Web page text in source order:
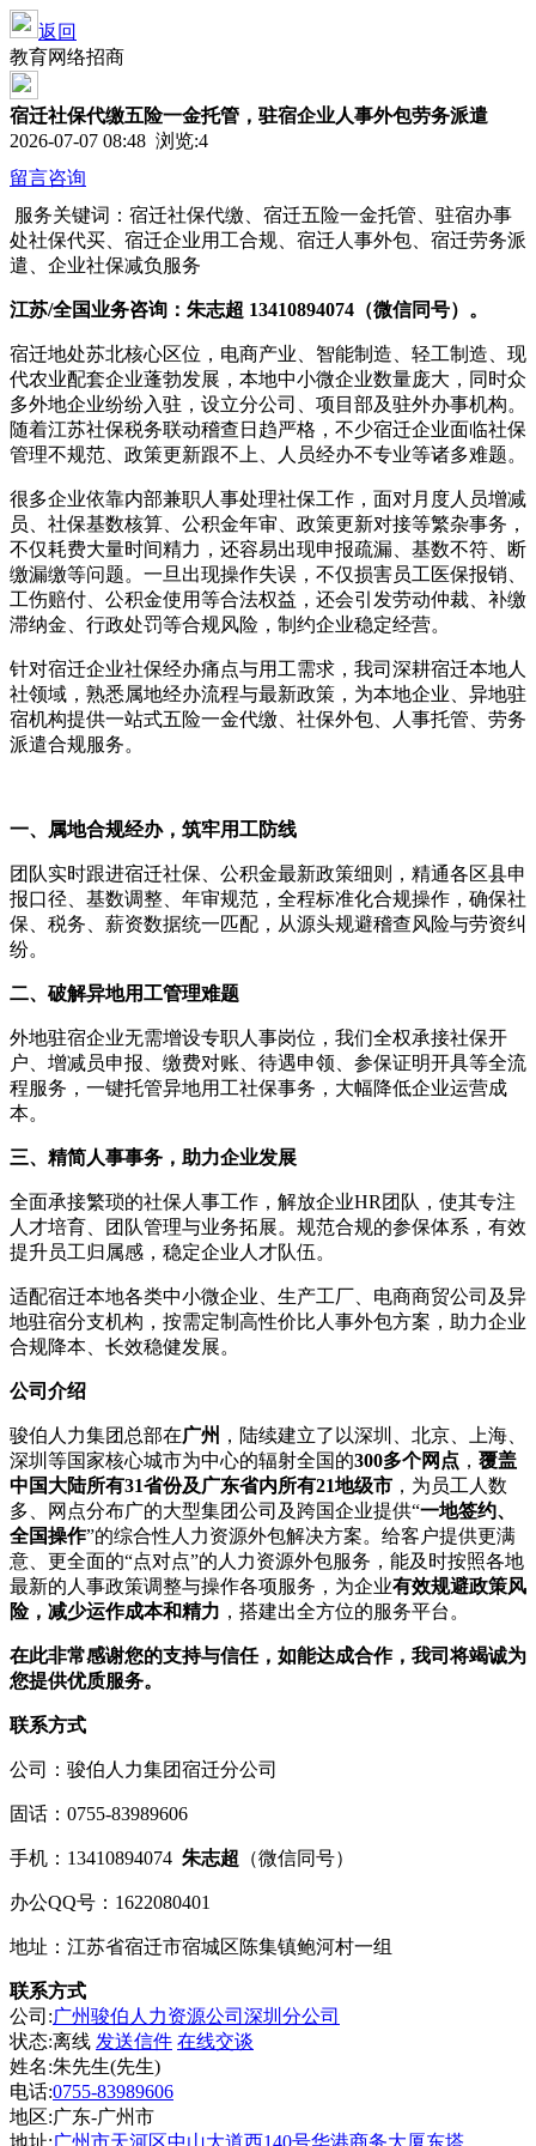
返回
教育网络招商
宿迁社保代缴五险一金托管，驻宿企业人事外包劳务派遣
2026-07-07 08:48 浏览:4
留言咨询
服务关键词：宿迁社保代缴、宿迁五险一金托管、驻宿办事
处社保代买、宿迁企业用工合规、宿迁人事外包、宿迁劳务派
遣、企业社保减负服务
江苏/全国业务咨询：朱志超 13410894074（微信同号）。
宿迁地处苏北核心区位，电商产业、智能制造、轻工制造、现
代农业配套企业蓬勃发展，本地中小微企业数量庞大，同时众
多外地企业纷纷入驻，设立分公司、项目部及驻外办事机构。
随着江苏社保税务联动稽查日趋严格，不少宿迁企业面临社保
管理不规范、政策更新跟不上、人员经办不专业等诸多难题。
很多企业依靠内部兼职人事处理社保工作，面对月度人员增减
员、社保基数核算、公积金年审、政策更新对接等繁杂事务，
不仅耗费大量时间精力，还容易出现申报疏漏、基数不符、断
缴漏缴等问题。一旦出现操作失误，不仅损害员工医保报销、
工伤赔付、公积金使用等合法权益，还会引发劳动仲裁、补缴
滞纳金、行政处罚等合规风险，制约企业稳定经营。
针对宿迁企业社保经办痛点与用工需求，我司深耕宿迁本地人
社领域，熟悉属地经办流程与最新政策，为本地企业、异地驻
宿机构提供一站式五险一金代缴、社保外包、人事托管、劳务
派遣合规服务。
一、属地合规经办，筑牢用工防线
团队实时跟进宿迁社保、公积金最新政策细则，精通各区县申
报口径、基数调整、年审规范，全程标准化合规操作，确保社
保、税务、薪资数据统一匹配，从源头规避稽查风险与劳资纠
纷。
二、破解异地用工管理难题
外地驻宿企业无需增设专职人事岗位，我们全权承接社保开
户、增减员申报、缴费对账、待遇申领、参保证明开具等全流
程服务，一键托管异地用工社保事务，大幅降低企业运营成
本。
三、精简人事事务，助力企业发展
全面承接繁琐的社保人事工作，解放企业HR团队，使其专注
人才培育、团队管理与业务拓展。规范合规的参保体系，有效
提升员工归属感，稳定企业人才队伍。
适配宿迁本地各类中小微企业、生产工厂、电商商贸公司及异
地驻宿分支机构，按需定制高性价比人事外包方案，助力企业
合规降本、长效稳健发展。
公司介绍
骏伯人力集团总部在广州 ，陆续建立了以深圳、北京、上海、
深圳等国家核心城市为中心的辐射全国的300多个网点 ， 覆盖
中国大陆所有31省份及广东省内所有21地级市 ，为员工人数
多、网点分布广的大型集团公司及跨国企业提供“一地签约、
全国操作”的综合性人力资源外包解决方案。给客户提供更满
意、更全面的“点对点”的人力资源外包服务，能及时按照各地
最新的人事政策调整与操作各项服务，为企业有效规避政策风
险，减少运作成本和精力 ，搭建出全方位的服务平台。
在此非常感谢您的支持与信任，如能达成合作，我司将竭诚为
您提供优质服务。
联系方式
公司：骏伯人力集团宿迁分公司
固话：0755-83989606
手机：13410894074 朱志超 （微信同号）
办公QQ号：1622080401
地址：江苏省宿迁市宿城区陈集镇鲍河村一组
联系方式
公司:广州骏伯人力资源公司深圳分公司
状态:离线 发送信件 在线交谈
姓名:朱先生(先生)
电话:0755-83989606
地区:广东-广州市
地址:广州市天河区中山大道西140号华港商务大厦东塔